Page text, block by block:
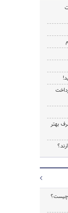
بهتر
چیست؟